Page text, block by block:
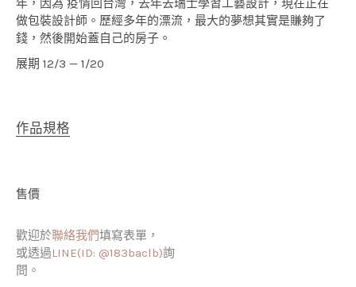
年，因為 疫情回台灣，去年去瑞士學習工藝設計，現在正在
做包裝設計師。歷經多年的漂流，最大的夢想其實是賺夠了
錢，然後開始蓋自己的房子。
展期 12/3 — 1/20
作品規格
售價
歡迎於聯絡我們填寫表單，
或透過LINE(ID: @183baclb)詢
問。